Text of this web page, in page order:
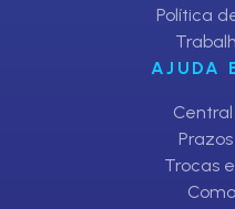
Política
AJUDA
Trocas